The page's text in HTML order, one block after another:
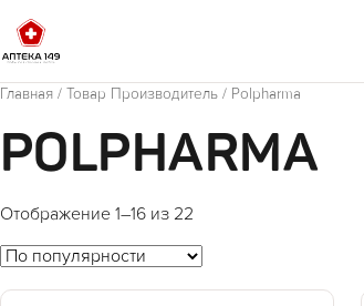
Главная / Товар Производитель / Polpharma
POLPHARMA
Отображение 1–16 из 22